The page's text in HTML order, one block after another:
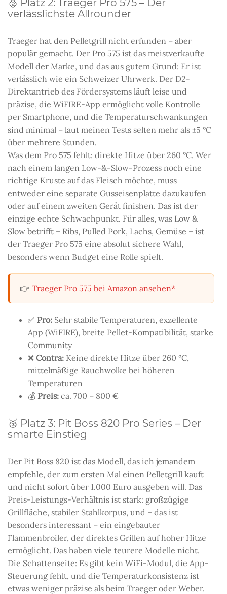
verlässlichste Allrounder
Traeger hat den Pelletgrill nicht erfunden – aber
populär gemacht. Der Pro 575 ist das meistverkaufte
Modell der Marke, und das aus gutem Grund: Er ist
verlässlich wie ein Schweizer Uhrwerk. Der D2-
Direktantrieb des Fördersystems läuft leise und
präzise, die WiFIRE-App ermöglicht volle Kontrolle
per Smartphone, und die Temperaturschwankungen
sind minimal – laut meinen Tests selten mehr als ±5 °C
über mehrere Stunden.
Was dem Pro 575 fehlt: direkte Hitze über 260 °C. Wer
nach einem langen Low-&-Slow-Prozess noch eine
richtige Kruste auf das Fleisch möchte, muss
entweder eine separate Gusseisenplatte dazukaufen
oder auf einem zweiten Gerät finishen. Das ist der
einzige echte Schwachpunkt. Für alles, was Low &
Slow betrifft – Ribs, Pulled Pork, Lachs, Gemüse – ist
der Traeger Pro 575 eine absolut sichere Wahl,
besonders wenn Budget eine Rolle spielt.
👉 Traeger Pro 575 bei Amazon ansehen*
✅ Pro: Sehr stabile Temperaturen, exzellente
App (WiFIRE), breite Pellet-Kompatibilität, starke
Community
❌ Contra: Keine direkte Hitze über 260 °C,
mittelmäßige Rauchwolke bei höheren
Temperaturen
💰 Preis: ca. 700 – 800 €
🥉 Platz 3: Pit Boss 820 Pro Series – Der
smarte Einstieg
Der Pit Boss 820 ist das Modell, das ich jemandem
empfehle, der zum ersten Mal einen Pelletgrill kauft
und nicht sofort über 1.000 Euro ausgeben will. Das
Preis-Leistungs-Verhältnis ist stark: großzügige
Grillfläche, stabiler Stahlkorpus, und – das ist
besonders interessant – ein eingebauter
Flammenbroiler, der direktes Grillen auf hoher Hitze
ermöglicht. Das haben viele teurere Modelle nicht.
Die Schattenseite: Es gibt kein WiFi-Modul, die App-
Steuerung fehlt, und die Temperaturkonsistenz ist
etwas weniger präzise als beim Traeger oder Weber.